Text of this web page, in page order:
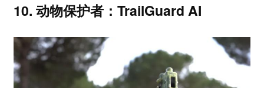
10. 动物保护者：TrailGuard AI